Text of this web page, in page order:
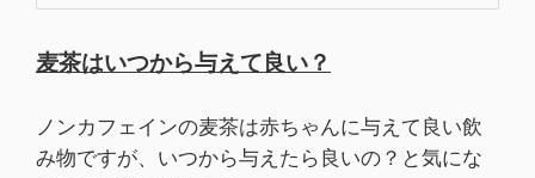
麦茶はいつから与えて良い？
ノンカフェインの麦茶は赤ちゃんに与えて良い飲
み物ですが、いつから与えたら良いの？と気にな